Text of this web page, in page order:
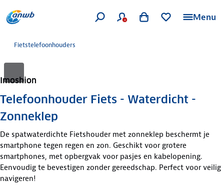
Menu
Fietstelefoonhouders
Imoshion
Telefoonhouder Fiets - Waterdicht -
Zonneklep
De spatwaterdichte Fietshouder met zonneklep beschermt je
smartphone tegen regen en zon. Geschikt voor grotere
smartphones, met opbergvak voor pasjes en kabelopening.
Eenvoudig te bevestigen zonder gereedschap. Perfect voor veilig
navigeren!